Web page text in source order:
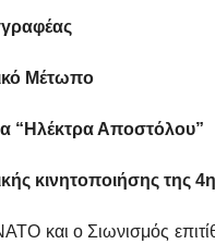
Μέτωπο
Αποστόλου”
κινητοποιήσης
και ο Σιωνισμός